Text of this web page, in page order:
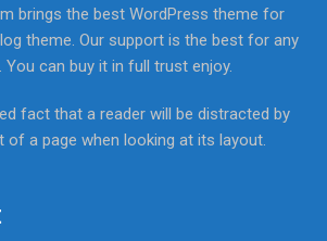
brings the best WordPress theme for
theme. Our support is the best for any
You can buy it in full trust enjoy.
fact that a reader will be distracted by
of a page when looking at its layout.